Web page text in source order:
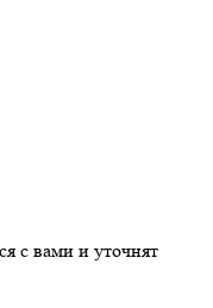
с вами и уточнят